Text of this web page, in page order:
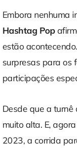
Embora nenhuma
Hashtag Pop
estão
surpresas para os
participações
Desde que a turnê
muito alta. E,
2023, a corrida